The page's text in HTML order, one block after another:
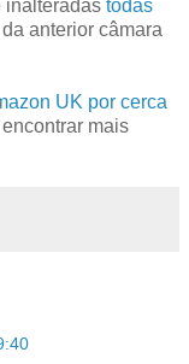
inalteradas todas
anterior câmara
UK por cerca
mais